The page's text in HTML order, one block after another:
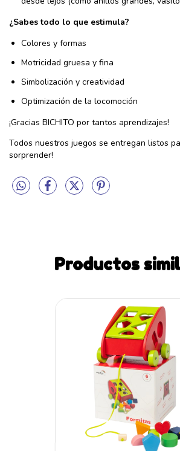
¿Sabes todo lo que estimula?
Colores y formas
Motricidad gruesa y fina
Simbolización y creatividad
Optimización de la locomoción
¡Gracias BICHITO por tantos aprendizajes!
Todos nuestros juegos se entregan listos
sorprender!
Productos